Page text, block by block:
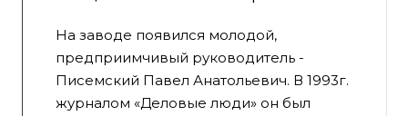
На заводе появился молодой,
предприимчивый руководитель -
Писемский Павел Анатольевич. В 1993г.
журналом «Деловые люди» он был